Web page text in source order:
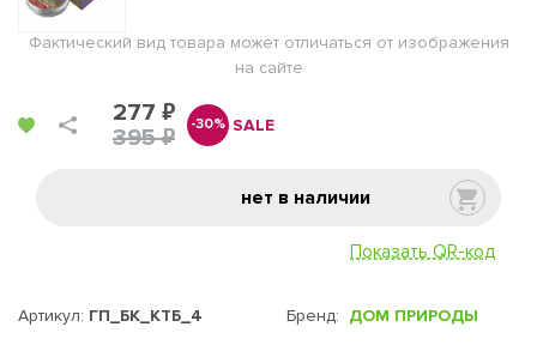
Фактический вид товара может отличаться от изображения
на сайте
277 ₽
395 ₽
-30% SALE
нет в наличии
Показать QR-код
Артикул: ГП_БК_КТБ_4
Бренд: ДОМ ПРИРОДЫ